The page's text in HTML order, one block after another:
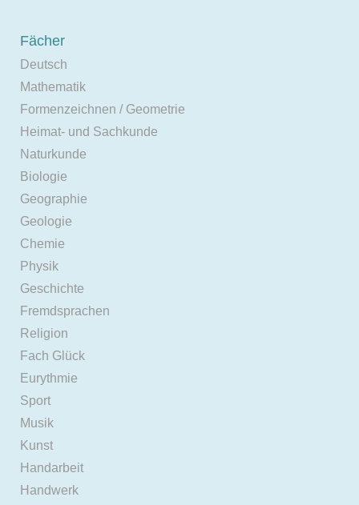
Fächer
Deutsch
Mathematik
Formenzeichnen / Geometrie
Heimat- und Sachkunde
Naturkunde
Biologie
Geographie
Geologie
Chemie
Physik
Geschichte
Fremdsprachen
Religion
Fach Glück
Eurythmie
Sport
Musik
Kunst
Handarbeit
Handwerk